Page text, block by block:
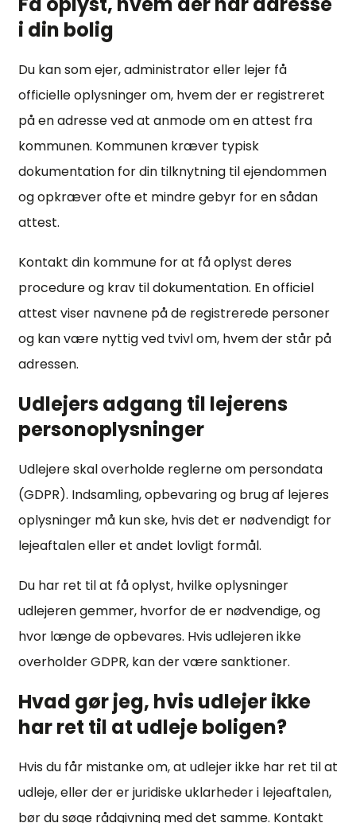
i din bolig
Du kan som ejer, administrator eller lejer få
officielle oplysninger om, hvem der er registreret
på en adresse ved at anmode om en attest fra
kommunen. Kommunen kræver typisk
dokumentation for din tilknytning til ejendommen
og opkræver ofte et mindre gebyr for en sådan
attest.
Kontakt din kommune for at få oplyst deres
procedure og krav til dokumentation. En officiel
attest viser navnene på de registrerede personer
og kan være nyttig ved tvivl om, hvem der står på
adressen.
Udlejers adgang til lejerens
personoplysninger
Udlejere skal overholde reglerne om persondata
(GDPR). Indsamling, opbevaring og brug af lejeres
oplysninger må kun ske, hvis det er nødvendigt for
lejeaftalen eller et andet lovligt formål.
Du har ret til at få oplyst, hvilke oplysninger
udlejeren gemmer, hvorfor de er nødvendige, og
hvor længe de opbevares. Hvis udlejeren ikke
overholder GDPR, kan der være sanktioner.
Hvad gør jeg, hvis udlejer ikke
har ret til at udleje boligen?
Hvis du får mistanke om, at udlejer ikke har ret til at
udleje, eller der er juridiske uklarheder i lejeaftalen,
bør du søge rådgivning med det samme. Kontakt